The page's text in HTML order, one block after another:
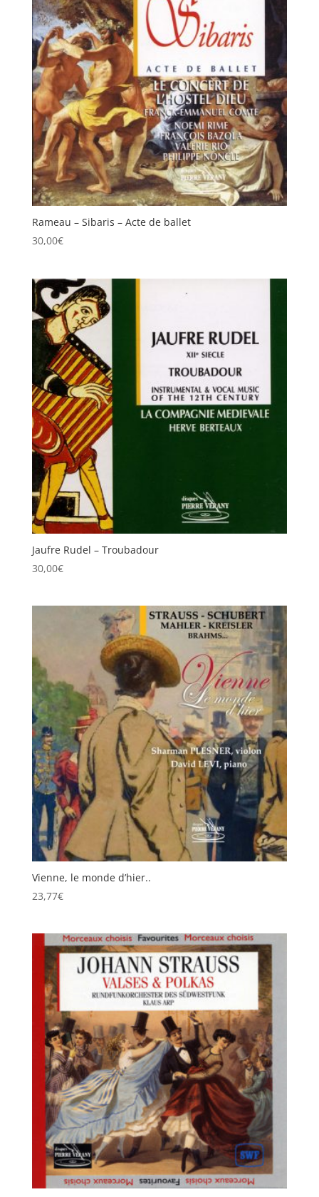
Rameau – Sibaris – Acte de ballet
30,00€
Jaufre Rudel – Troubadour
30,00€
Vienne, le monde d’hier..
23,77€